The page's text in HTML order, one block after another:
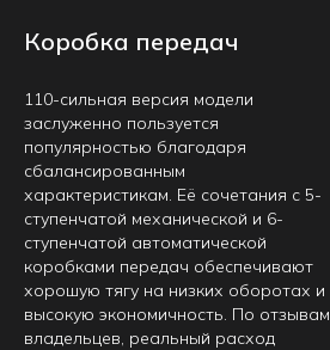
Коробка передач
110-сильная версия модели
заслуженно пользуется
популярностью благодаря
сбалансированным
характеристикам. Её сочетания с 5-
ступенчатой механической и 6-
ступенчатой автоматической
коробками передач обеспечивают
хорошую тягу на низких оборотах и
высокую экономичность. По отзывам
владельцев, реальный расход